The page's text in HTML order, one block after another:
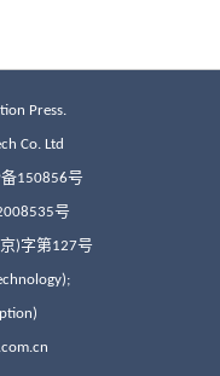
Press.
Co. Ltd
备150856号
号
)字第127号